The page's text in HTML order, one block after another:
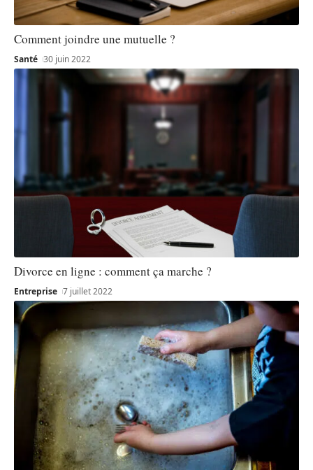
Comment joindre une mutuelle ?
Santé 30 juin 2022
Divorce en ligne : comment ça marche ?
Entreprise 7 juillet 2022